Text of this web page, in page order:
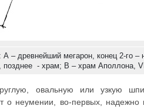
– древнейший мегарон, конец 2-го –
позднее - храм; В – храм Аполлона,
овальную или узкую
о неумении, во-первых,